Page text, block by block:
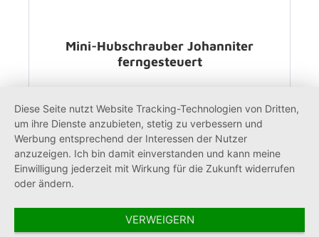
Mini-Hubschrauber Johanniter
ferngesteuert
37,99 €*
Shop service
Diese Seite nutzt Website Tracking-Technologien von Dritten,
um ihre Dienste anzubieten, stetig zu verbessern und
Werbung entsprechend der Interessen der Nutzer
anzuzeigen. Ich bin damit einverstanden und kann meine
Einwilligung jederzeit mit Wirkung für die Zukunft widerrufen
oder ändern.
VERWEIGERN